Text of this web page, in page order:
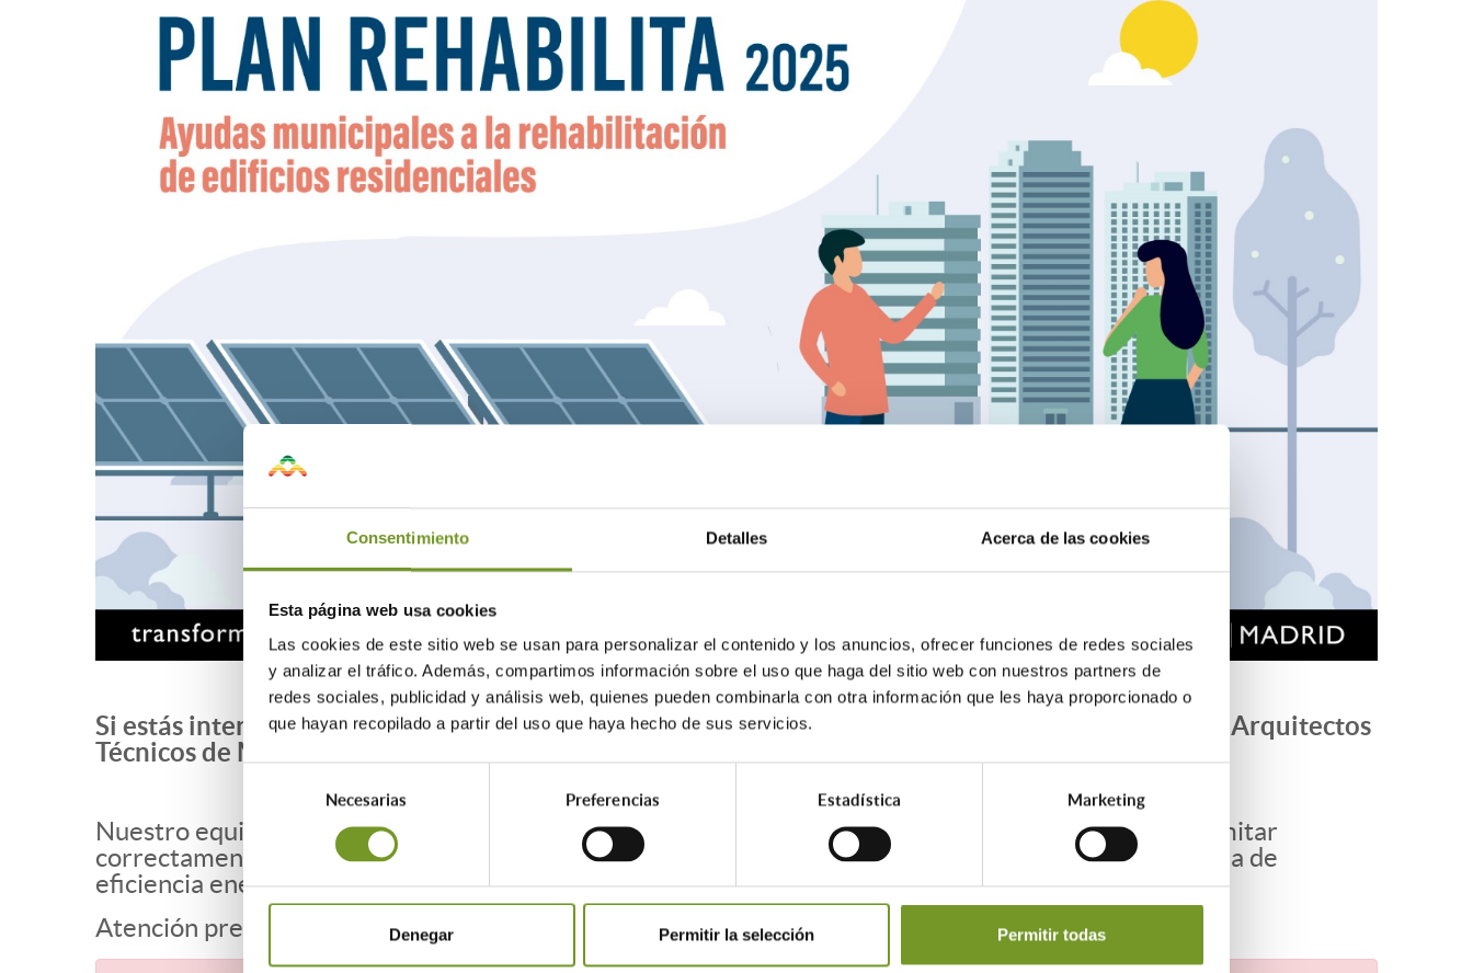
Consentimiento Detalles Acerca de las cookies
Esta página web usa cookies
Las cookies de este sitio web se usan para personalizar el contenido y los anuncios, ofrecer funciones de redes sociales
y analizar el tráfico. Además, compartimos información sobre el uso que haga del sitio web con nuestros partners de
redes sociales, publicidad y análisis web, quienes pueden combinarla con otra información que les haya proporcionado o
que hayan recopilado a partir del uso que haya hecho de sus servicios.
consentimiento
Necesarias Preferencias Estadística Marketing
Denegar Permitir la selección Permitir todas
Si estás interesado en beneficiarte del Plan Rehabilita 2025, desde el Colegio de Aparejadores y Arquitectos
Técnicos de Madrid te ofrecemos asesoramiento especializado a través de la
Nuestro equipo técnico te orientará sobre los requisitos, documentación necesaria y pasos para tramitar
correctamente tu solicitud de subvención, así como sobre las actuaciones subvencionables en materia de
eficiencia energética, accesibilidad y conservación de edificios.
Atención presencial y telefónica con cita previa.